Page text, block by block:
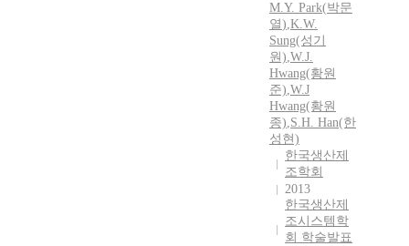
M.Y. Park(박문
열),K.W.
Sung(성기
원),W.J.
Hwang(황원
준),W.J
Hwang(황원
종),S.H. Han(한
성현)
한국생산제
조학회
2013
한국생산제
조시스템학
회 학술발표